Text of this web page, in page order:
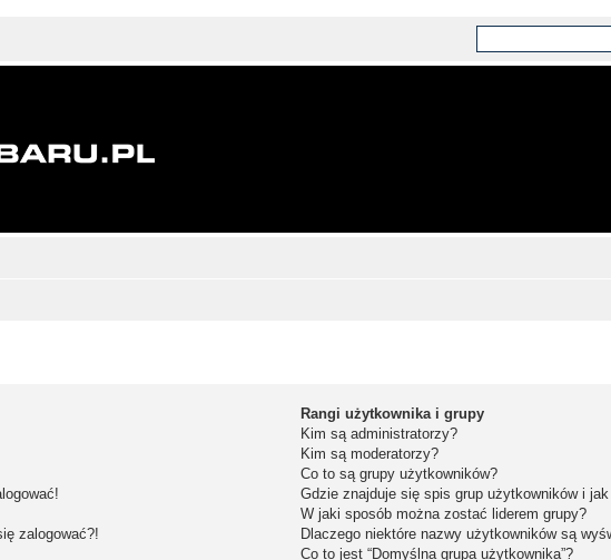
zalogować?!
Rangi użytkownika i grupy
Kim są administratorzy?
Kim są moderatorzy?
Co to są grupy użytkowników?
Gdzie znajduje się spis grup użytkowników i
W jaki sposób można zostać liderem grupy?
Dlaczego niektóre nazwy użytkowników są
Co to jest “Domyślna grupa użytkownika”?